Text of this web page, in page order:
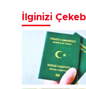
İlginizi